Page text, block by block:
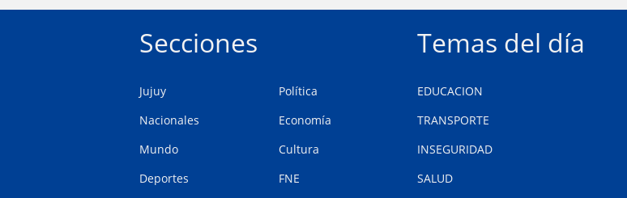
Secciones
Jujuy
Nacionales
Mundo
Deportes
Política
Economía
Cultura
FNE
Temas del día
EDUCACION
TRANSPORTE
INSEGURIDAD
SALUD